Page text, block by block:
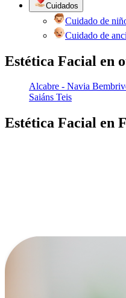
Cuidados
Cuidado de
Cuidado de
Estética Facial en
Alcabre - Navia
Saiáns Teis
Estética Facial en